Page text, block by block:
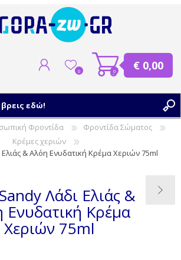
0 0 € 0,00
Φροντίδα
Φροντίδα Σώματος
Κρέμες χεριών
& Αλόη Ενυδατική Κρέμα Χεριών 75ml
Λάδι Ελιάς &
Ενυδατική Κρέμα
Χεριών 75ml